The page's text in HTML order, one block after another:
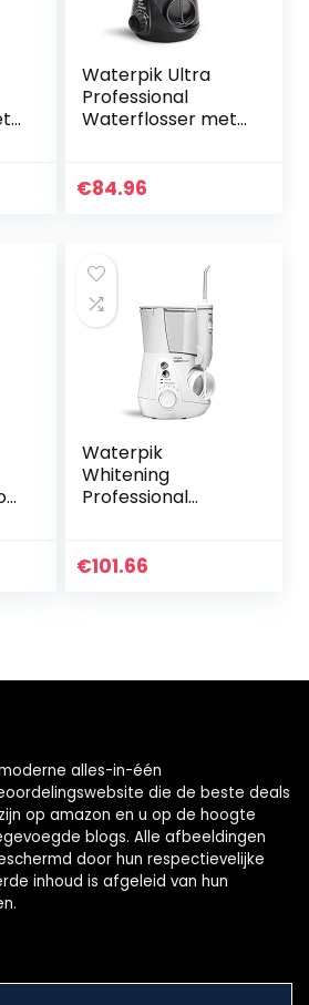
Waterpik Ultra
Professional
Waterflosser met
Drukregelaar met
€84.96
Waterpik
Whitening
Professional
Tabletten met
€101.66
alles-in-één
die de beste deals
op amazon en u op de hoogte
blogs. Alle afbeeldingen
door hun respectievelijke
inhoud is afgeleid van hun